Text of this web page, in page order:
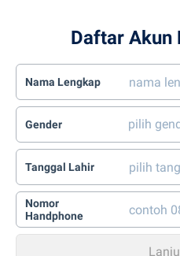
Daftar Akun
Nama Lengkap
Gender
Tanggal Lahir
Nomor
Handphone